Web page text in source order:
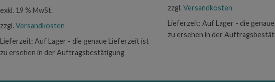
exkl. 19 % MwSt.
zzgl.Versandkosten
Lieferzeit:Auf Lager - die genaue Lieferzeit ist
zu ersehen in der Auftragsbestätigung
zzgl. Versandkosten
Lieferzeit: Auf Lager - die
zu ersehen in der